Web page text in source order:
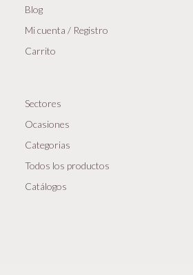
Blog
Mi cuenta / Registro
Carrito
Sectores
Ocasiones
Categorias
Todos los productos
Catálogos